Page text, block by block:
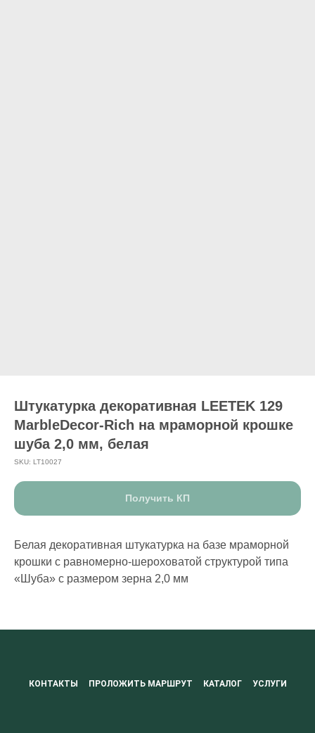
Штукатурка декоративная LEETEK 129
MarbleDecor-Rich на мраморной крошке
шуба 2,0 мм, белая
SKU: LT10027
Получить КП
Белая декоративная штукатурка на базе мраморной
крошки с равномерно-шероховатой структурой типа
«Шуба» с размером зерна 2,0 мм
КОНТАКТЫ ПРОЛОЖИТЬ МАРШРУТ КАТАЛОГ УСЛУГИ